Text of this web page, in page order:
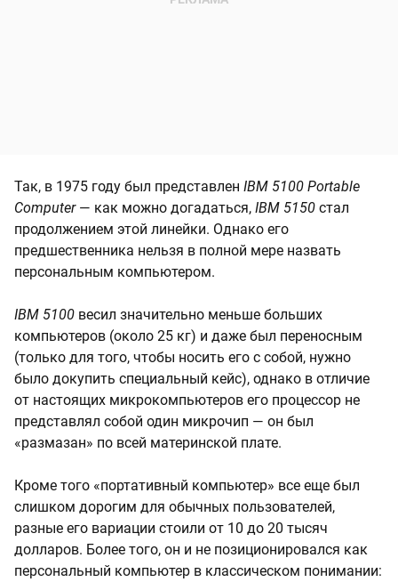
Так, в 1975 году был представлен IBM 5100 Portable
Computer— как можно догадаться, IBM 5150 стал
продолжением этой линейки. Однако его
предшественника нельзя в полной мере назвать
персональным компьютером.
IBM 5100 весил значительно меньше больших
компьютеров (около 25 кг) и даже был переносным
(только для того, чтобы носить его с собой, нужно
было докупить специальный кейс), однако в отличие
от настоящих микрокомпьютеров его процессор не
представлял собой один микрочип — он был
«размазан» по всей материнской плате.
Кроме того «портативный компьютер» все еще был
слишком дорогим для обычных пользователей,
разные его вариации стоили от 10 до 20 тысяч
долларов. Более того, он и не позиционировался как
персональный компьютер в классическом понимании: